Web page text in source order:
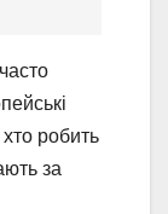
хто робить
за